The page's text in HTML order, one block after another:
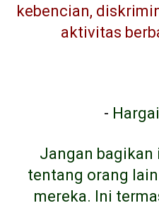
kebencian,
aktivitas
-
Jangan
tentang orang
mereka. Ini